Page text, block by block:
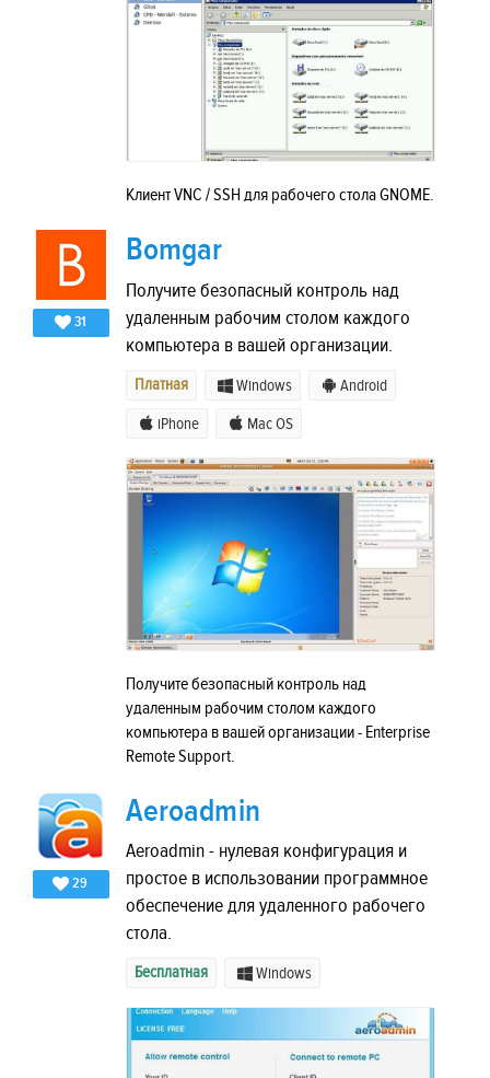
Клиент VNC / SSH для рабочего стола GNOME.
31
Bomgar
Получите безопасный контроль над
удаленным рабочим столом каждого
компьютера в вашей организации.
Платная Windows Android
iPhone Mac OS
Получите безопасный контроль над
удаленным рабочим столом каждого
компьютера в вашей организации - Enterprise
Remote Support.
29
Aeroadmin
Aeroadmin - нулевая конфигурация и
простое в использовании программное
обеспечение для удаленного рабочего
стола.
Бесплатная Windows